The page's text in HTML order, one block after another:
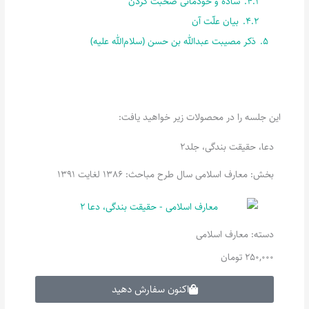
4.2. بیان علّت آن
5. ذکر مصیبت عبدالله بن حسن (سلام‌الله علیه)
این جلسه را در محصولات زیر خواهید یافت:
دعا، حقیقت بندگی، جلد2
بخش: معارف اسلامی سال طرح مباحث: 1386 لغایت 1391
دسته:معارف اسلامی
250,000 تومان
اکنون سفارش دهید